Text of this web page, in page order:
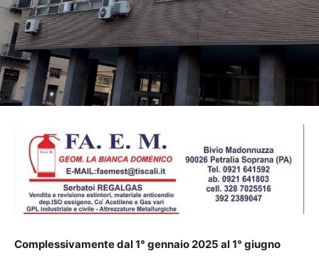
Complessivamentedal 1° gennaio 2025 al 1° giugno